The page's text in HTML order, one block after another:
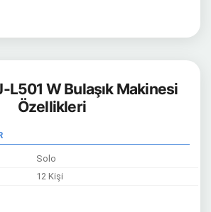
L501 W Bulaşık Makinesi
Özellikleri
Solo
12 Kişi